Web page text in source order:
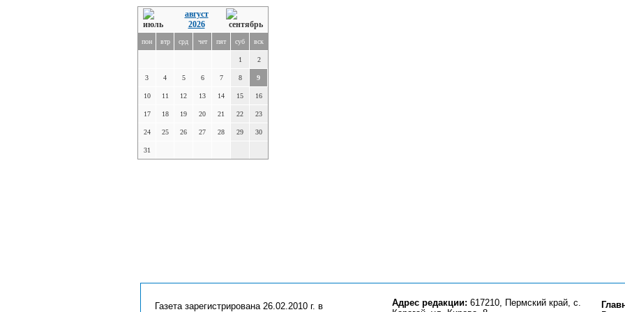
август
2026
пон втр срд чет пят суб вск
1 2
3 4 5 6 7 8 9
10 11 12 13 14 15 16
17 18 19 20 21 22 23
24 25 26 27 28 29 30
31
Газета зарегистрирована 26.02.2010 г. в
Адрес редакции: 617210, Пермский край, с.